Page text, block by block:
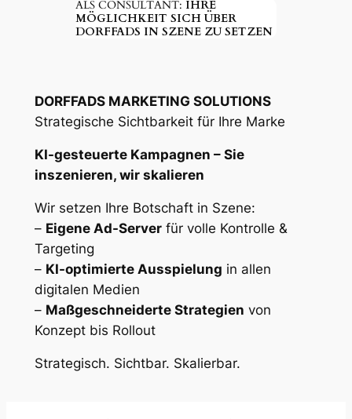
ALS CONSULTANT: IHRE
MÖGLICHKEIT SICH ÜBER
DORFFADS IN SZENE ZU SETZEN
DORFFADS MARKETING SOLUTIONS
Strategische Sichtbarkeit für Ihre Marke
KI-gesteuerte Kampagnen – Sie
inszenieren, wir skalieren
Wir setzen Ihre Botschaft in Szene:
– Eigene Ad-Serverfür volle Kontrolle &
Targeting
– KI-optimierte Ausspielung in allen
digitalen Medien
– Maßgeschneiderte Strategien von
Konzept bis Rollout
Strategisch. Sichtbar. Skalierbar.